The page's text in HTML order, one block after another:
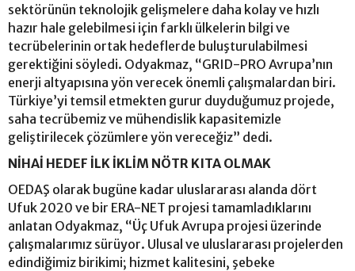
sektörünün teknolojik gelişmelere daha kolay ve hızlı
hazır hale gelebilmesi için farklı ülkelerin bilgi ve
tecrübelerinin ortak hedeflerde buluşturulabilmesi
gerektiğini söyledi. Odyakmaz, “GRID-PRO Avrupa’nın
enerji altyapısına yön verecek önemli çalışmalardan biri.
Türkiye’yi temsil etmekten gurur duyduğumuz projede,
saha tecrübemiz ve mühendislik kapasitemizle
geliştirilecek çözümlere yön vereceğiz” dedi.
NİHAİ HEDEF İLK İKLİM NÖTR KITA OLMAK
OEDAŞ olarak bugüne kadar uluslararası alanda dört
Ufuk 2020 ve bir ERA-NET projesi tamamladıklarını
anlatan Odyakmaz, “Üç Ufuk Avrupa projesi üzerinde
çalışmalarımız sürüyor. Ulusal ve uluslararası projelerden
edindiğimiz birikimi; hizmet kalitesini, şebeke